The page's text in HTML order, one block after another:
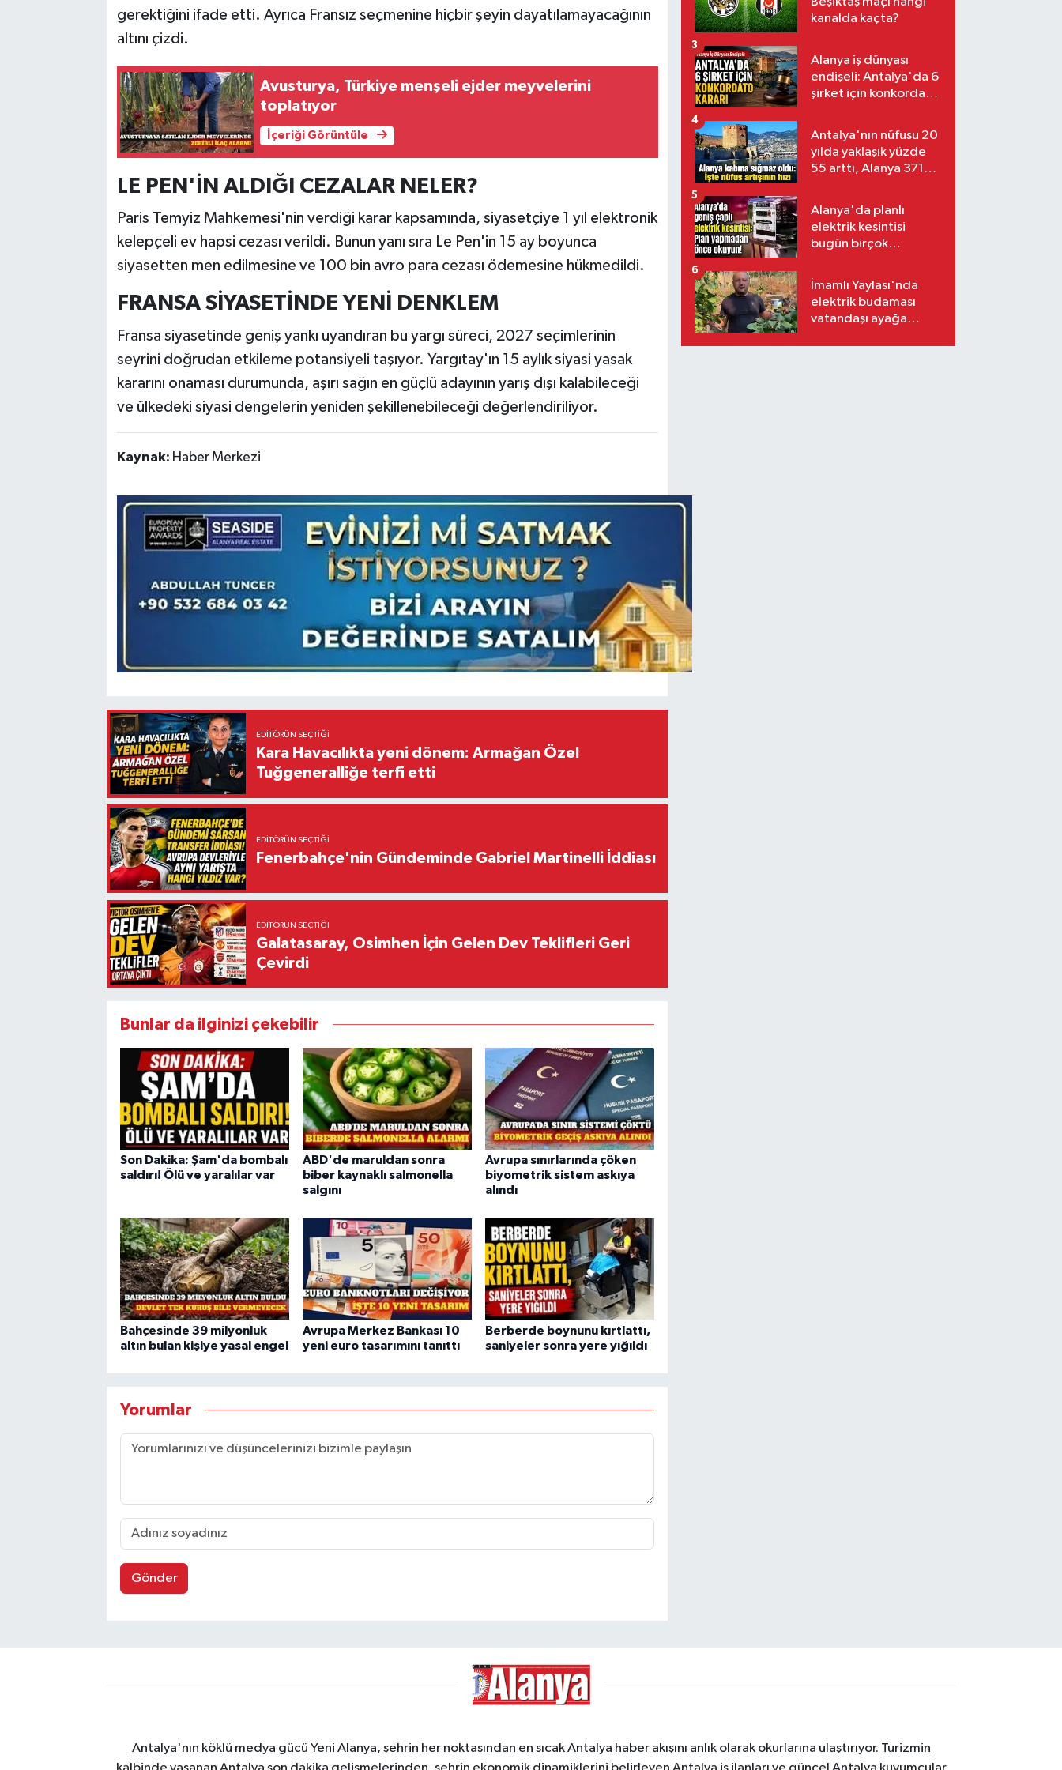
gerektiğini ifade etti. Ayrıca Fransız seçmenine hiçbir şeyin dayatılamayacağının
altını çizdi.
Avusturya, Türkiye menşeli ejder meyvelerini
toplatıyor
İçeriği Görüntüle
LE PEN'İN ALDIĞI CEZALAR NELER?
Paris Temyiz Mahkemesi'nin verdiği karar kapsamında, siyasetçiye 1 yıl elektronik
kelepçeli ev hapsi cezası verildi. Bunun yanı sıra Le Pen'in 15 ay boyunca
siyasetten men edilmesine ve 100 bin avro para cezası ödemesine hükmedildi.
FRANSA SİYASETİNDE YENİ DENKLEM
Fransa siyasetinde geniş yankı uyandıran bu yargı süreci, 2027 seçimlerinin
seyrini doğrudan etkileme potansiyeli taşıyor. Yargıtay'ın 15 aylık siyasi yasak
kararını onaması durumunda, aşırı sağın en güçlü adayının yarış dışı kalabileceği
ve ülkedeki siyasi dengelerin yeniden şekillenebileceği değerlendiriliyor.
Kaynak: Haber Merkezi
EDITÖRÜN SEÇTIĞI
Kara Havacılıkta yeni dönem: Armağan Özel
Tuğgeneralliğe terfi etti
EDITÖRÜN SEÇTIĞI
Fenerbahçe'nin Gündeminde Gabriel Martinelli İddiası
EDITÖRÜN SEÇTIĞI
Galatasaray, Osimhen İçin Gelen Dev Teklifleri Geri
Çevirdi
Bunlar da ilginizi çekebilir
Son Dakika: Şam'da bombalı
saldırı! Ölü ve yaralılar var
ABD'de maruldan sonra
biber kaynaklı salmonella
salgını
Avrupa sınırlarında çöken
biyometrik sistem askıya
alındı
Bahçesinde 39 milyonluk
altın bulan kişiye yasal engel
Avrupa Merkez Bankası 10
yeni euro tasarımını tanıttı
Berberde boynunu kırtlattı,
saniyeler sonra yere yığıldı
Yorumlar
Gönder
kanalda kaçta?
Alanya iş dünyası
endişeli: Antalya'da 6
şirket için konkordato
3
Antalya'nın nüfusu 20
yılda yaklaşık yüzde
55 arttı, Alanya 371
4
Alanya'da planlı
elektrik kesintisi
bugün birçok
5
İmamlı Yaylası'nda
elektrik budaması
vatandaşı ayağa
6
Antalya'nın köklü medya gücü Yeni Alanya, şehrin her noktasından en sıcak Antalya haber akışını anlık olarak okurlarına ulaştırıyor. Turizmin